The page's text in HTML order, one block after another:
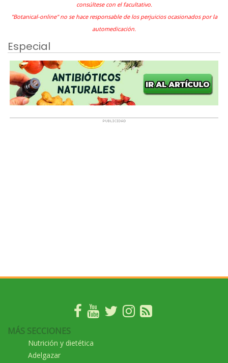
consúltese con el facultativo.
"Botanical-online" no se hace responsable de los perjuicios ocasionados por la
automedicación.
Especial
MÁS SECCIONES
Nutrición y dietética
Adelgazar